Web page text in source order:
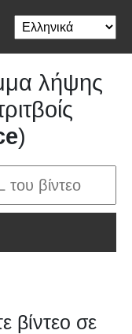
λήψης
)
βίντεο σε